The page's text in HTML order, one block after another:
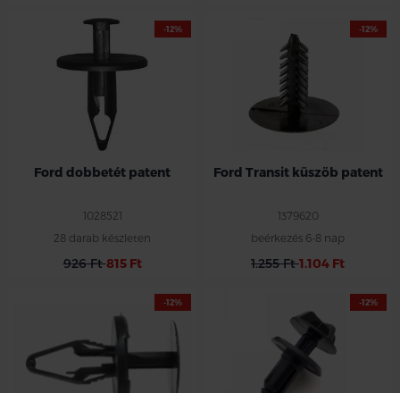
-12%
Ford dobbetét patent
1028521
28 darab készleten
926 Ft815 Ft
-12%
Ford Transit küszöb patent
1379620
beérkezés 6-8 nap
1.255 Ft1.104 Ft
-12% -12%